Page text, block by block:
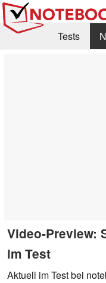
Tests
Video-Preview:
im Test
Aktuell im Test bei